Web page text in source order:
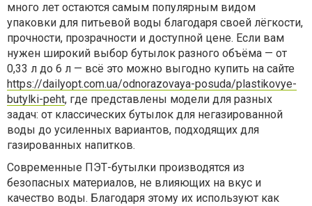
много лет остаются самым популярным видом
упаковки для питьевой воды благодаря своей лёгкости,
прочности, прозрачности и доступной цене. Если вам
нужен широкий выбор бутылок разного объёма — от
0,33 л до 6 л — всё это можно выгодно купить на сайте
https://dailyopt.com.ua/odnorazovaya-posuda/plastikovye-
butylki-peht, где представлены модели для разных
задач: от классических бутылок для негазированной
воды до усиленных вариантов, подходящих для
газированных напитков.
Современные ПЭТ-бутылки производятся из
безопасных материалов, не влияющих на вкус и
качество воды. Благодаря этому их используют как